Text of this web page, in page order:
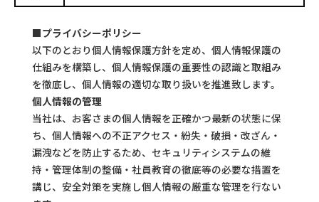
■プライバシーポリシー
以下のとおり個人情報保護方針を定め、個人情報保護の
仕組みを構築し、個人情報保護の重要性の認識と取組み
を徹底し、個人情報の適切な取り扱いを推進致します。
個人情報の管理
当社は、お客さまの個人情報を正確かつ最新の状態に保
ち、個人情報への不正アクセス・紛失・破損・改ざん・
漏洩などを防止するため、セキュリティシステムの維
持・管理体制の整備・社員教育の徹底等の必要な措置を
講じ、安全対策を実施し個人情報の厳重な管理を行ない